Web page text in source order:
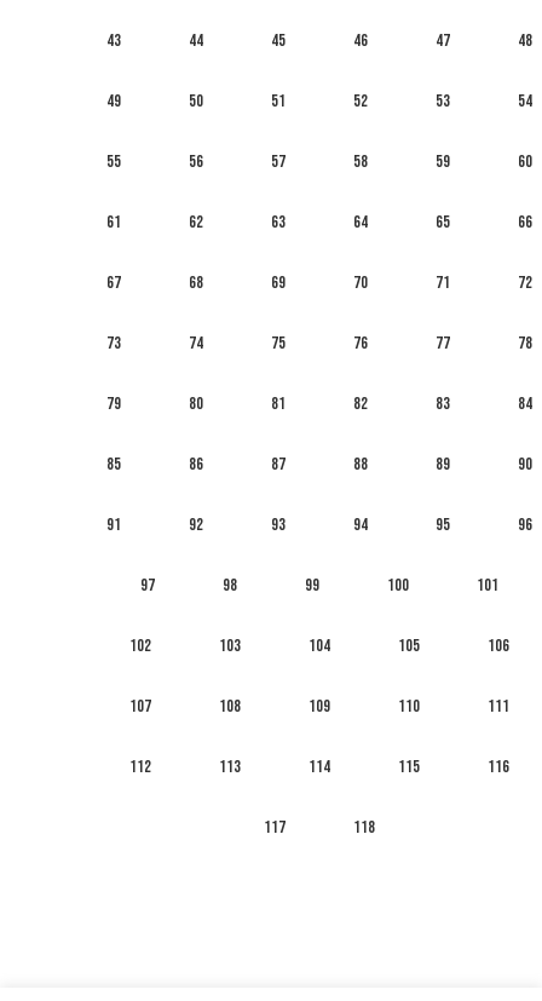
43 44 45 46 47 48
49 50 51 52 53 54
55 56 57 58 59 60
61 62 63 64 65 66
67 68 69 70 71 72
73 74 75 76 77 78
79 80 81 82 83 84
85 86 87 88 89 90
91 92 93 94 95 96
97 98 99 100 101
102 103 104 105 106
107 108 109 110 111
112 113 114 115 116
117 118